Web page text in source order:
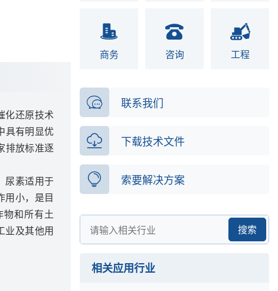
化还原技术
具有明显优
排放标准逐
尿素适用于
用小，是目
和所有土
业及其他用
商务 咨询 工程
联系我们
下载技术文件
索要解决方案
搜索
相关应用行业